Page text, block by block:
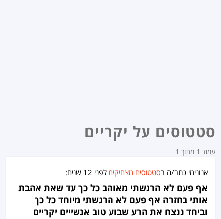
סטטוסים על יקריים
עמוד 1 מתוך 1
אנונימי כתב/ה בסטטוסים מצחיקים לפני 12 שנים :
אף פעם לא הרגשתי מאוהב כל כך עד שאת אהבת
אותי בחזרה אף פעם לא הרגשתי מיוחד כל כך
וביחד ננצח את הרע שבוע טוב אנשייים יקריים